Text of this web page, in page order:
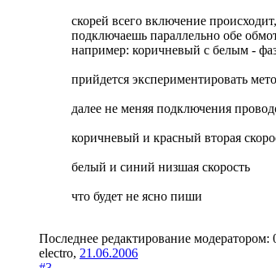
скорей всего включение
подключаешь параллельно обе
например: коричневый с белым -
прийдется экспериментировать
далее не меняя подключения
коричневый и красный вторая
белый и синий низшая скорость
что будет не ясно пиши
Последнее редактирование модератором:
electro, 21.06.2006